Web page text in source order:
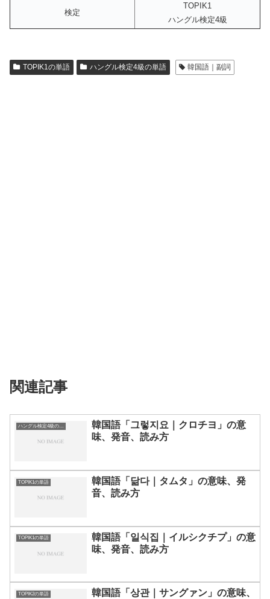
検定
TOPIK1
ハングル検定4級
TOPIK1の単語 ハングル検定4級の単語 韓国語｜副詞
関連記事
ハングル検定4級の単語
韓国語「그렇지요｜クロチヨ」の意
味、発音、読み方
TOPIK1の単語
韓国語「닮다｜タムタ」の意味、発
音、読み方
TOPIK1の単語
韓国語「일식집｜イルシクチプ」の意
味、発音、読み方
TOPIK2の単語
韓国語「상관｜サングァン」の意味、